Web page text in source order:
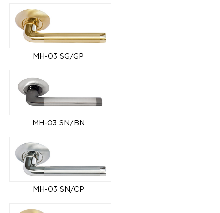
MH-03 SG/GP
MH-03 SN/BN
MH-03 SN/CP